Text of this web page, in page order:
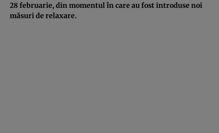
28 februarie, din momentul în care au fost introduse noi
măsuri de relaxare.